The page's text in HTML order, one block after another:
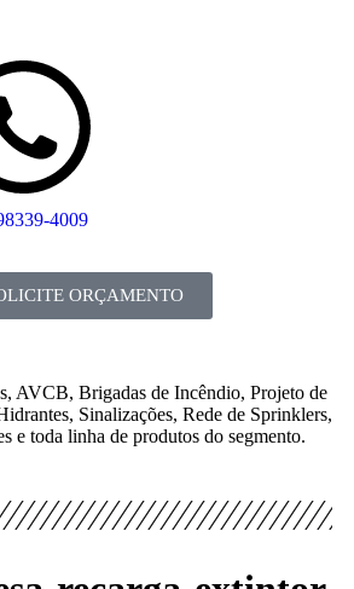
4009
ORÇAMENTO
AVCB, Brigadas de Incêndio, Projeto de
Sinalizações, Rede de Sprinklers,
e toda linha de produtos do segmento.